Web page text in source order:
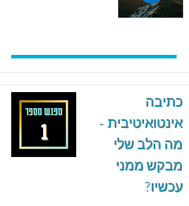
כתיבה
אינטואיטיבית -
מה הלב שלי
מבקש ממני
עכשיו?